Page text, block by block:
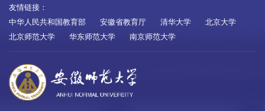
友情链接：
中华人民共和国教育部
安徽省教育厅 清华大学
北京大学
北京师范大学
华东师范大学 南京师范大学